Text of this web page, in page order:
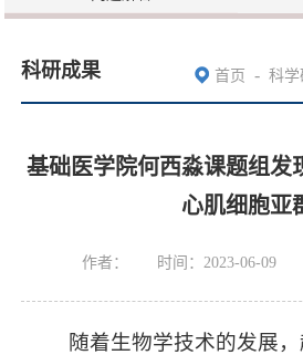
科研成果 首页 - 科学
基础医学院何西淼课题组发
心肌细胞亚
作者： 时间：2023-06-09
随着生物学技术的发展